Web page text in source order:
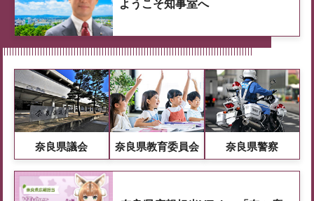
ようこそ知事室へ
奈良県議会 奈良県教育委員会 奈良県警察